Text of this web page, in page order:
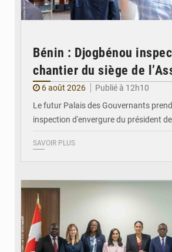
Bénin : Djogbénou
chantier du siège de
6 août 2026
Publié à 12h10
Le futur Palais des Gouvernants
inspection d'envergure du président
SAVOIR PLUS